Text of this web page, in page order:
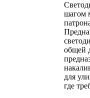
шагом
общей
для
где